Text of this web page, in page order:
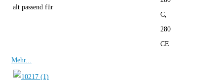
alt passend für
C,
280
CE
Mehr...